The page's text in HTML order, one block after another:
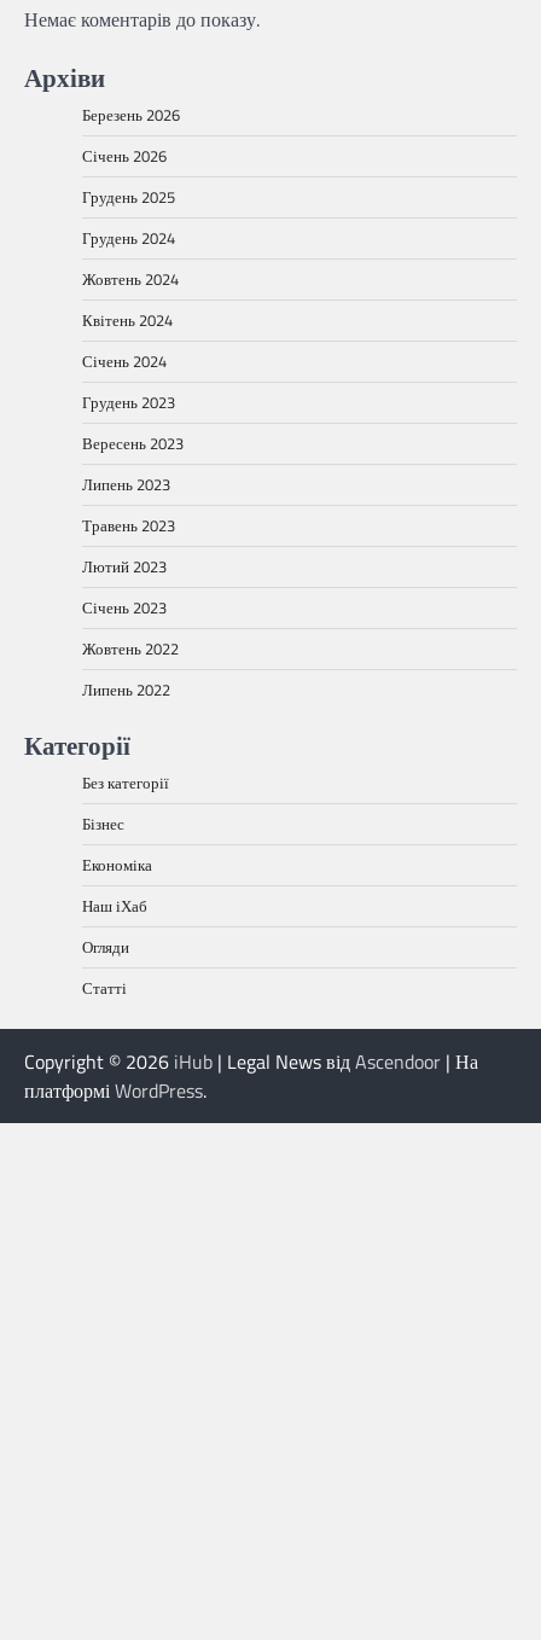
Немає коментарів до показу.
Архіви
Березень 2026
Січень 2026
Грудень 2025
Грудень 2024
Жовтень 2024
Квітень 2024
Січень 2024
Грудень 2023
Вересень 2023
Липень 2023
Травень 2023
Лютий 2023
Січень 2023
Жовтень 2022
Липень 2022
Категорії
Без категорії
Бізнес
Економіка
Наш іХаб
Огляди
Статті
Copyright © 2026 iHub | Legal News відAscendoor | На
платформіWordPress.